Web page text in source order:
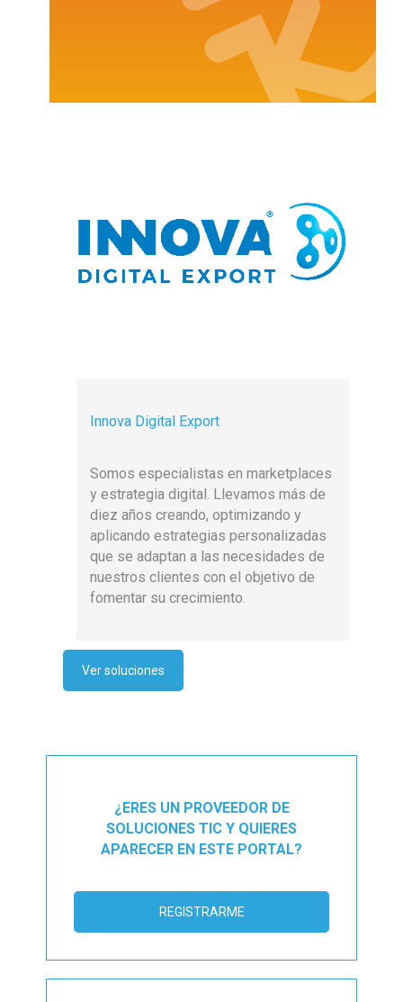
Innova Digital Export
Somos especialistas en marketplaces
y estrategia digital. Llevamos más de
diez años creando, optimizando y
aplicando estrategias personalizadas
que se adaptan a las necesidades de
nuestros clientes con el objetivo de
fomentar su crecimiento.
Ver soluciones
¿ERES UN PROVEEDOR DE
SOLUCIONES TIC Y QUIERES
APARECER EN ESTE PORTAL?
REGISTRARME